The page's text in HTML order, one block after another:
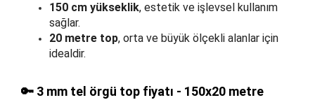
150 cm yükseklik, estetik ve işlevsel kullanım
sağlar.
20 metre top, orta ve büyük ölçekli alanlar için
idealdir.
🔑 3 mm tel örgü top fiyatı - 150x20 metre